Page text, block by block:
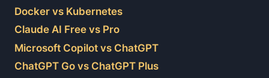
Docker vs Kubernetes
Claude AI Free vs Pro
Microsoft Copilot vs ChatGPT
ChatGPT Go vs ChatGPT Plus